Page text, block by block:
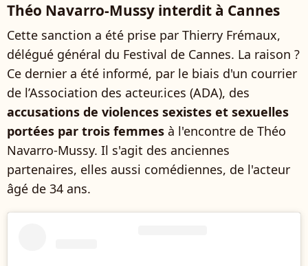
Théo Navarro-Mussy interdit à Cannes
Cette sanction a été prise par Thierry Frémaux,
délégué général du Festival de Cannes. La raison ?
Ce dernier a été informé, par le biais d'un courrier
de l’Association des acteur.ices (ADA), des
accusations de violences sexistes et sexuelles
portées par trois femmes à l'encontre de Théo
Navarro-Mussy. Il s'agit des anciennes
partenaires, elles aussi comédiennes, de l'acteur
âgé de 34 ans.